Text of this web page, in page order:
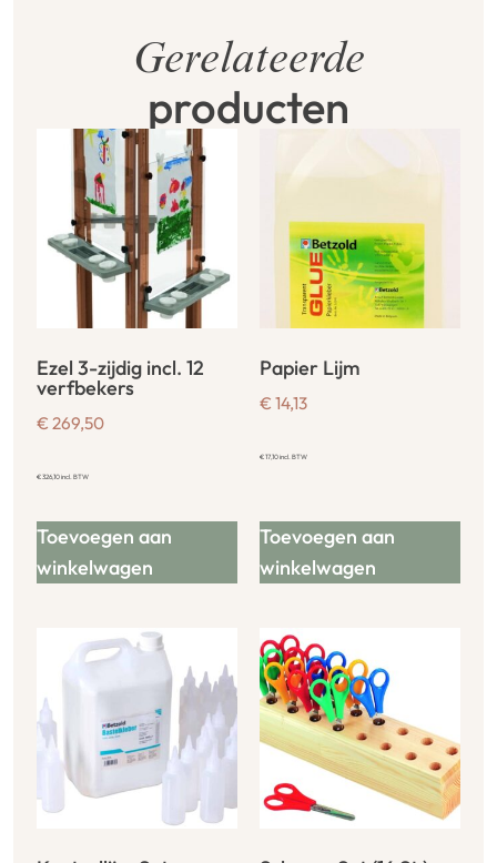
Gerelateerde
producten
Ezel 3-zijdig incl. 12
verfbekers
€ 269,50
€326,10incl. BTW
Toevoegen aan
winkelwagen
Papier Lijm
€ 14,13
€17,10incl. BTW
Toevoegen aan
winkelwagen